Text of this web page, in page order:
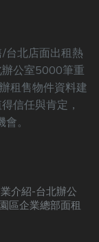
台北店面出租熱
公室5000筆重
租售物件資料建
信任與肯定，
。
介紹-台北辦公
區企業總部面租